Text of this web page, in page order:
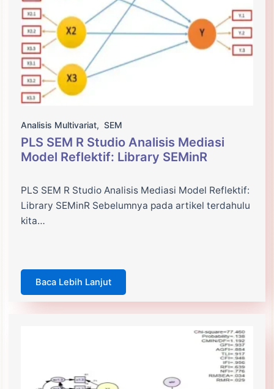
Analisis Multivariat, SEM
PLS SEM R Studio Analisis Mediasi
Model Reflektif: Library SEMinR
PLS SEM R Studio Analisis Mediasi Model Reflektif:
Library SEMinR Sebelumnya pada artikel terdahulu
kita…
Baca Lebih Lanjut